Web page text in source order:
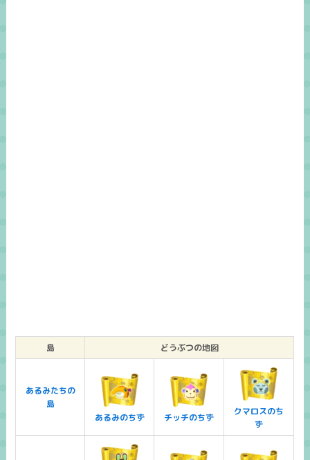
島 どうぶつの地図
あるみたちの
島
あるみのちず
チッチのちず
クマロスのち
ず